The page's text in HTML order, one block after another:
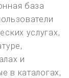
база
услугах,
и
в каталогах,